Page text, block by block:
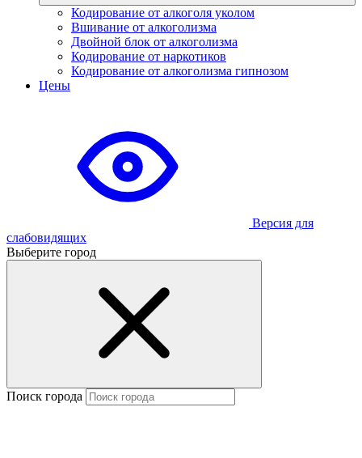
Кодирование от алкоголя уколом
Вшивание от алкоголизма
Двойной блок от алкоголизма
Кодирование от наркотиков
Кодирование от алкоголизма гипнозом
Цены
Версия для
слабовидящих
Выберите город
Поиск города